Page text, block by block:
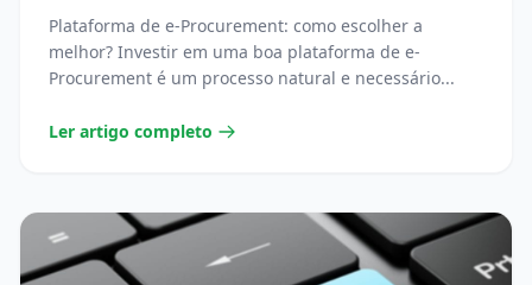
Plataforma de e-Procurement: como escolher a
melhor? Investir em uma boa plataforma de e-
Procurement é um processo natural e necessário...
Ler artigo completo